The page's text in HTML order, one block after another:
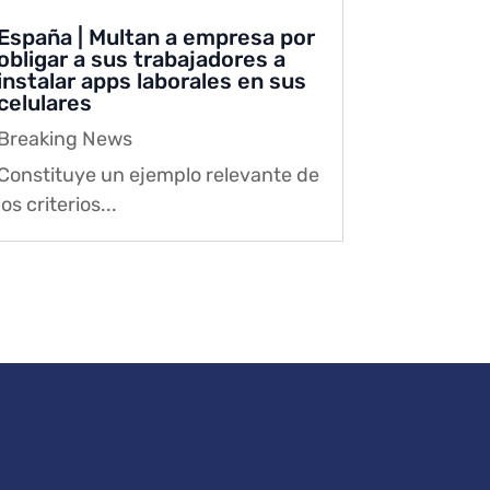
| Multan a empresa por
a sus trabajadores a
apps laborales en sus
News
un ejemplo relevante de
criterios...